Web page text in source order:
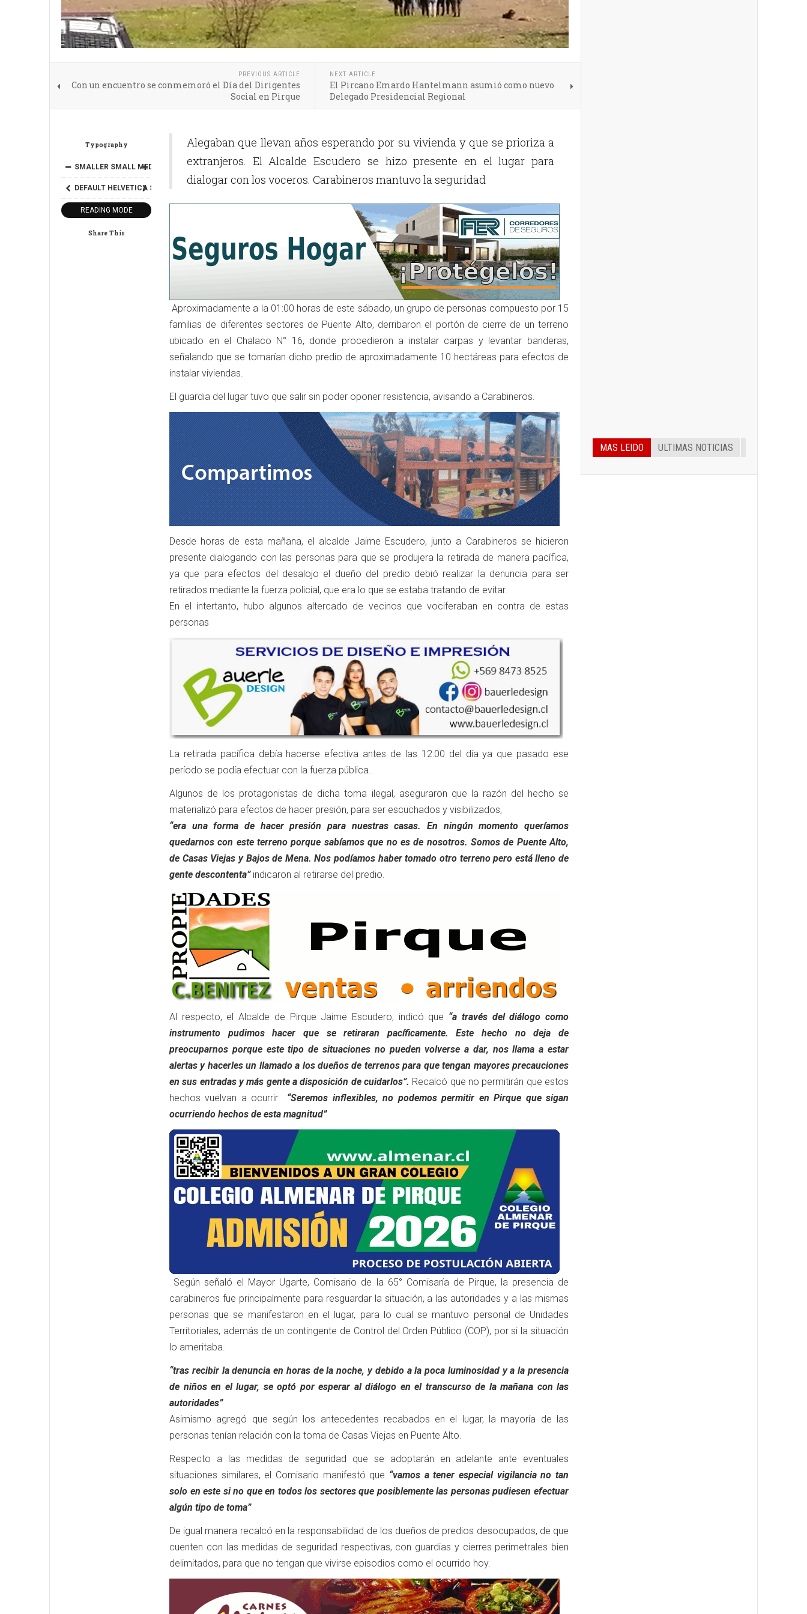
PREVIOUS ARTICLE
Con un encuentro se conmemoró el Día del Dirigentes
Social en Pirque
NEXT ARTICLE
El Pircano Emardo Hantelmann asumió como nuevo
Delegado Presidencial Regional
Typography
SMALLER SMALL MEDIUM BIGGER
DEFAULT HELVETICA SEGOE TIMES
READING MODE
Share This
Alegaban que llevan años esperando por su vivienda y que se prioriza a
extranjeros. El Alcalde Escudero se hizo presente en el lugar para
dialogar con los voceros. Carabineros mantuvo la seguridad
Aproximadamente a la 01:00 horas de este sábado, un grupo de personas compuesto por 15
familias de diferentes sectores de Puente Alto, derribaron el portón de cierre de un terreno
ubicado en el Chalaco N° 16, donde procedieron a instalar carpas y levantar banderas,
señalando que se tomarían dicho predio de aproximadamente 10 hectáreas para efectos de
instalar viviendas.
El guardia del lugar tuvo que salir sin poder oponer resistencia, avisando a Carabineros.
Desde horas de esta mañana, el alcalde Jaime Escudero, junto a Carabineros se hicieron
presente dialogando con las personas para que se produjera la retirada de manera pacífica,
ya que para efectos del desalojo el dueño del predio debió realizar la denuncia para ser
retirados mediante la fuerza policial, que era lo que se estaba tratando de evitar.
En el intertanto, hubo algunos altercado de vecinos que vociferaban en contra de estas
personas
La retirada pacífica debía hacerse efectiva antes de las 12:00 del día ya que pasado ese
período se podía efectuar con la fuerza pública..
Algunos de los protagonistas de dicha toma ilegal, aseguraron que la razón del hecho se
materializó para efectos de hacer presión, para ser escuchados y visibilizados,
“era una forma de hacer presión para nuestras casas. En ningún momento queríamos
quedarnos con este terreno porque sabíamos que no es de nosotros. Somos de Puente Alto,
de Casas Viejas y Bajos de Mena. Nos podíamos haber tomado otro terreno pero está lleno de
gente descontenta” indicaron al retirarse del predio.
Al respecto, el Alcalde de Pirque Jaime Escudero, indicó que “a través del diálogo como
instrumento pudimos hacer que se retiraran pacíficamente. Este hecho no deja de
preocuparnos porque este tipo de situaciones no pueden volverse a dar, nos llama a estar
alertas y hacerles un llamado a los dueños de terrenos para que tengan mayores precauciones
en sus entradas y más gente a disposición de cuidarlos”. Recalcó que no permitirán que estos
hechos vuelvan a ocurrir “Seremos inflexibles, no podemos permitir en Pirque que sigan
ocurriendo hechos de esta magnitud”
Según señaló el Mayor Ugarte, Comisario de la 65° Comisaría de Pirque, la presencia de
carabineros fue principalmente para resguardar la situación, a las autoridades y a las mismas
personas que se manifestaron en el lugar, para lo cual se mantuvo personal de Unidades
Territoriales, además de un contingente de Control del Orden Público (COP), por si la situación
lo ameritaba.
“tras recibir la denuncia en horas de la noche, y debido a la poca luminosidad y a la presencia
de niños en el lugar, se optó por esperar al diálogo en el transcurso de la mañana con las
autoridades”
Asimismo agregó que según los antecedentes recabados en el lugar, la mayoría de las
personas tenían relación con la toma de Casas Viejas en Puente Alto.
Respecto a las medidas de seguridad que se adoptarán en adelante ante eventuales
situaciones similares, el Comisario manifestó que “vamos a tener especial vigilancia no tan
solo en este si no que en todos los sectores que posiblemente las personas pudiesen efectuar
algún tipo de toma”
De igual manera recalcó en la responsabilidad de los dueños de predios desocupados, de que
cuenten con las medidas de seguridad respectivas, con guardias y cierres perimetrales bien
delimitados, para que no tengan que vivirse episodios como el ocurrido hoy.
MAS LEIDO ULTIMAS NOTICIAS